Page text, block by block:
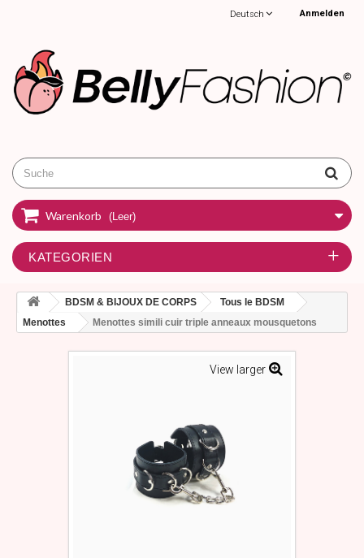
Anmelden
Deutsch
Warenkorb (Leer)
KATEGORIEN
BDSM & BIJOUX DE CORPS
Tous le BDSM
Menottes
Menottes simili cuir triple anneaux mousquetons
View larger